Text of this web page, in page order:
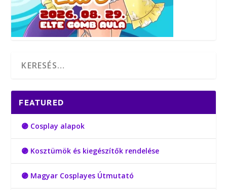
FEATURED
🟣 Cosplay alapok
🟣 Kosztümök és kiegészítők rendelése
🟣 Magyar Cosplayes Útmutató